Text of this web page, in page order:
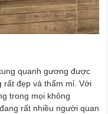
quanh gương được
rất đẹp và thẩm mỉ. Với
trong mọi không
rất nhiều người quan